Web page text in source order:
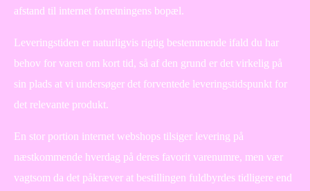
afstand til internet forretningens bopæl.
Leveringstiden er naturligvis rigtig bestemmende ifald du har
behov for varen om kort tid, så af den grund er det virkelig på
sin plads at vi undersøger det forventede leveringstidspunkt for
det relevante produkt.
En stor portion internet webshops tilsiger levering på
næstkommende hverdag på deres favorit varenumre, men vær
vagtsom da det påkræver at bestillingen fuldbyrdes tidligere end